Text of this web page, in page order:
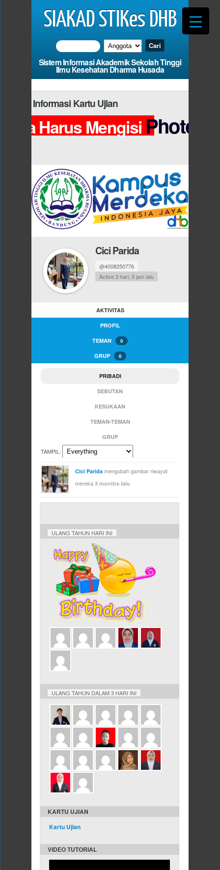
SIAKAD STIKes DHB
Sistem Informasi Akademik Sekolah Tinggi
Ilmu Kesehatan Dharma Husada
Informasi Kartu Ujian
Cici Parida
@4008250776
Active 3 hari, 5 jam lalu
AKTIVITAS
PROFIL
TEMAN 0
GRUP 0
PRIBADI
SEBUTAN
KESUKAAN
TEMAN-TEMAN
GRUP
TAMPIL:
Cici Parida mengubah gambar riwayat
mereka 3 months lalu
KARTU UJIAN
Kartu Ujian
VIDEO TUTORIAL